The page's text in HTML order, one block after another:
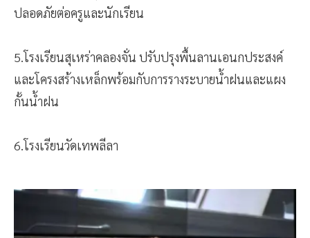
ปลอดภัยต่อครูและนักเรียน
5.โรงเรียนสุเหร่าคลองจั่น ปรับปรุงพื้นลานเอนกประสงค์
และโครงสร้างเหล็กพร้อมกับการรางระบายน้ำฝนและแผง
กั้นน้ำฝน
6.โรงเรียนวัดเทพลีลา